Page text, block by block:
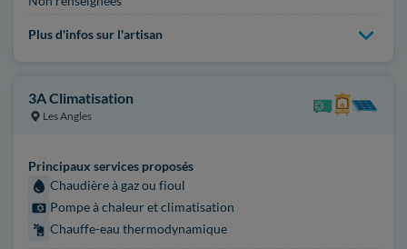
Plus d'infos sur l'artisan
3A Climatisation
Les Angles
Principaux services proposés
Chaudière à gaz ou fioul
Pompe à chaleur et climatisation
Chauffe-eau thermodynamique